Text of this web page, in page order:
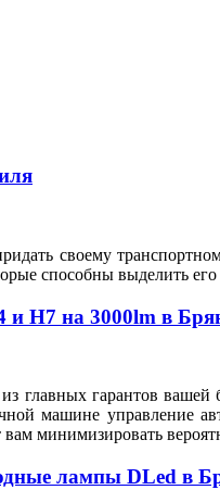
своему
способны выделить
H7 на 3000lm в
главных гарантов вашей
машине управление
вам минимизировать
лампы DLed в